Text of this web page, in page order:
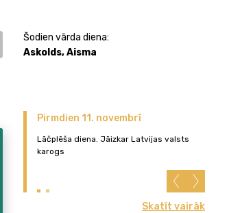
Šodien vārda diena:
Askolds, Aisma
Pirmdien 11. novembrī
Lāčplēša diena. Jāizkar Latvijas valsts
karogs
Skatīt vairāk